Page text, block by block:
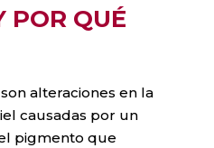
POR QUÉ
alteraciones en la
causadas por un
pigmento que